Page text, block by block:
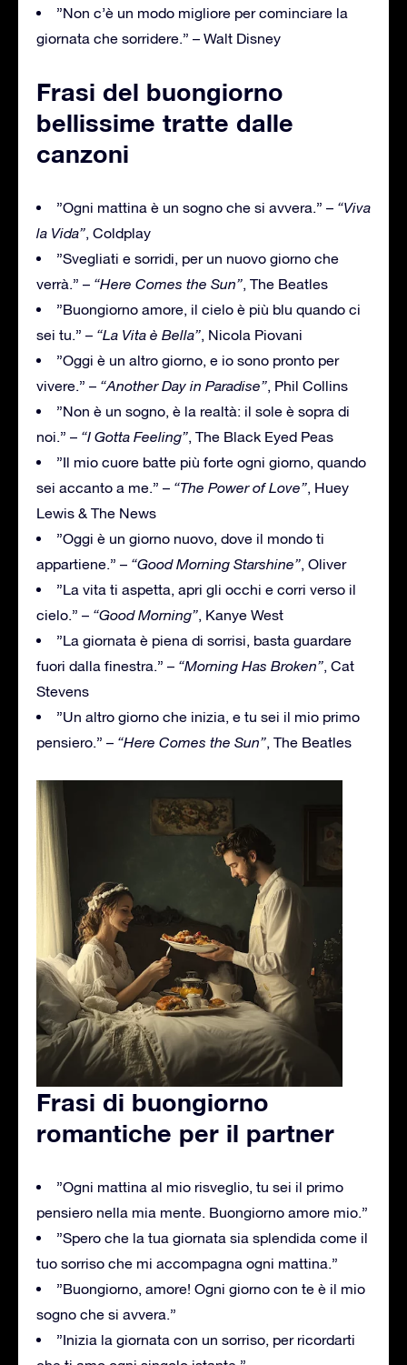
”Non c’è un modo migliore per cominciare la
giornata che sorridere.” – Walt Disney
Frasi del buongiorno
bellissime tratte dalle
canzoni
”Ogni mattina è un sogno che si avvera.” – “Viva
la Vida”, Coldplay
”Svegliati e sorridi, per un nuovo giorno che
verrà.” – “Here Comes the Sun”, The Beatles
”Buongiorno amore, il cielo è più blu quando ci
sei tu.” – “La Vita è Bella”, Nicola Piovani
”Oggi è un altro giorno, e io sono pronto per
vivere.” – “Another Day in Paradise”, Phil Collins
”Non è un sogno, è la realtà: il sole è sopra di
noi.” – “I Gotta Feeling”, The Black Eyed Peas
”Il mio cuore batte più forte ogni giorno, quando
sei accanto a me.” – “The Power of Love”, Huey
Lewis & The News
”Oggi è un giorno nuovo, dove il mondo ti
appartiene.” – “Good Morning Starshine”, Oliver
”La vita ti aspetta, apri gli occhi e corri verso il
cielo.” – “Good Morning”, Kanye West
”La giornata è piena di sorrisi, basta guardare
fuori dalla finestra.” – “Morning Has Broken”, Cat
Stevens
”Un altro giorno che inizia, e tu sei il mio primo
pensiero.” – “Here Comes the Sun”, The Beatles
Frasi di buongiorno
romantiche per il partner
”Ogni mattina al mio risveglio, tu sei il primo
pensiero nella mia mente. Buongiorno amore mio.”
”Spero che la tua giornata sia splendida come il
tuo sorriso che mi accompagna ogni mattina.”
”Buongiorno, amore! Ogni giorno con te è il mio
sogno che si avvera.”
”Inizia la giornata con un sorriso, per ricordarti